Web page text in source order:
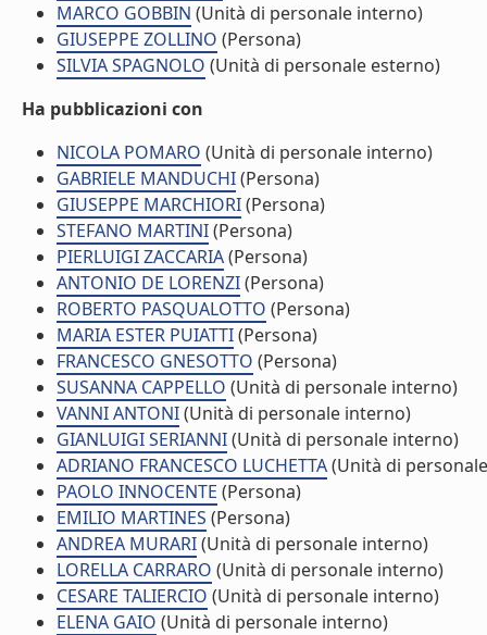
MARCO GOBBIN (Unità di personale interno)
GIUSEPPE ZOLLINO (Persona)
SILVIA SPAGNOLO (Unità di personale esterno)
Ha pubblicazioni con
NICOLA POMARO (Unità di personale interno)
GABRIELE MANDUCHI(Persona)
GIUSEPPE MARCHIORI(Persona)
STEFANO MARTINI(Persona)
PIERLUIGI ZACCARIA(Persona)
ANTONIO DE LORENZI(Persona)
ROBERTO PASQUALOTTO (Persona)
MARIA ESTER PUIATTI(Persona)
FRANCESCO GNESOTTO (Persona)
SUSANNA CAPPELLO (Unità di personale interno)
VANNI ANTONI(Unità di personale interno)
GIANLUIGI SERIANNI(Unità di personale interno)
ADRIANO FRANCESCO LUCHETTA(Unità di
PAOLO INNOCENTE (Persona)
EMILIO MARTINES (Persona)
ANDREA MURARI(Unità di personale interno)
LORELLA CARRARO (Unità di personale interno)
CESARE TALIERCIO (Unità di personale interno)
ELENA GAIO (Unità di personale interno)